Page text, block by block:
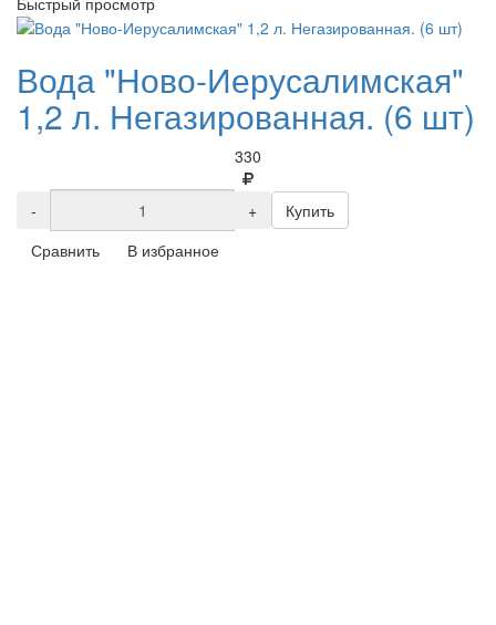
Вода "Ново-Иерусалимская"
1,2 л. Негазированная. (6 шт)
330
- +
Купить
Сравнить
В избранное